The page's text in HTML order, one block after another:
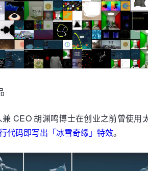
CEO 胡渊鸣博士在创业之前曾使用
代码即写出「冰雪奇缘」特效。